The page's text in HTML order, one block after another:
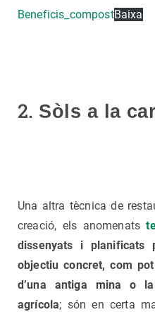
Beneficis_compostBaixa
2. Sòls a la
Una altra tècnica de
creació, els anomenats
dissenyats i planificats
objectiu concret, com
d’una antiga mina o
agrícola; són en certa